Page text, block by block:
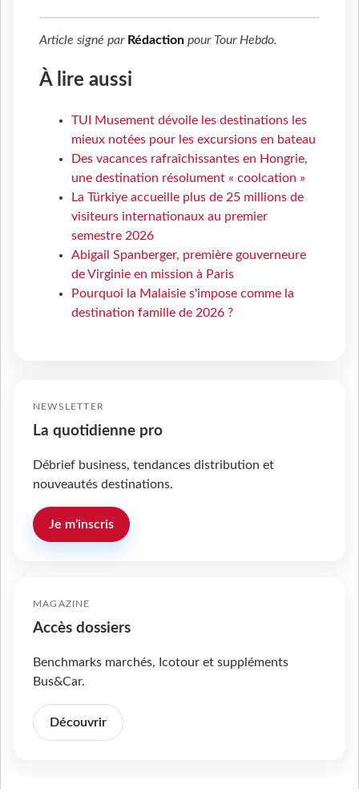
Article signé par Rédaction pour Tour Hebdo.
À lire aussi
TUI Musement dévoile les destinations les
mieux notées pour les excursions en bateau
Des vacances rafraîchissantes en Hongrie,
une destination résolument « coolcation »
La Türkiye accueille plus de 25 millions de
visiteurs internationaux au premier
semestre 2026
Abigail Spanberger, première gouverneure
de Virginie en mission à Paris
Pourquoi la Malaisie s'impose comme la
destination famille de 2026 ?
NEWSLETTER
La quotidienne pro
Débrief business, tendances distribution et
nouveautés destinations.
Je m'inscris
MAGAZINE
Accès dossiers
Benchmarks marchés, Icotour et suppléments
Bus&Car.
Découvrir